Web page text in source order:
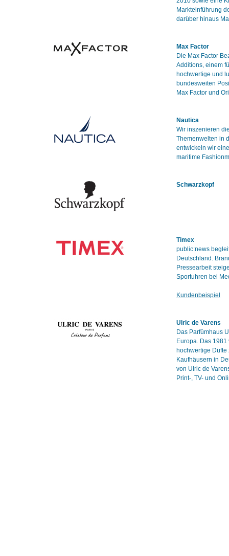
Markteinführung
darüber hinaus
Max Factor
Die Max Factor
Additions, einem
hochwertige und
bundesweiten
Max Factor und
Nautica
Wir inszenieren
Themenwelten in
entwickeln wir
maritime
Schwarzkopf
Timex
public:news
Deutschland.
Pressearbeit
Sportuhren bei
Kundenbeispiel
Ulric de Varens
Das Parfümhaus
Europa. Das
hochwertige
Kaufhäusern in
von Ulric de
Print-, TV- und